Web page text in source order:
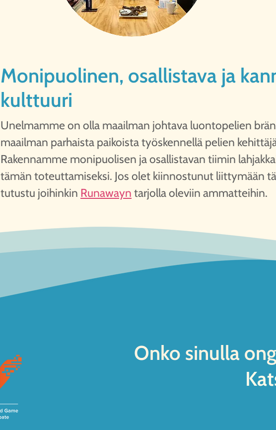
Monipuolinen, osallistava ja
kulttuuri
Unelmamme on olla maailman johtava luontopelien
maailman parhaista paikoista työskennellä pelien
Rakennamme monipuolisen ja osallistavan tiimin
tämän toteuttamiseksi. Jos olet kiinnostunut liittymään
tutustu joihinkin Runawayn tarjolla oleviin ammatteihin.
Onko sinulla